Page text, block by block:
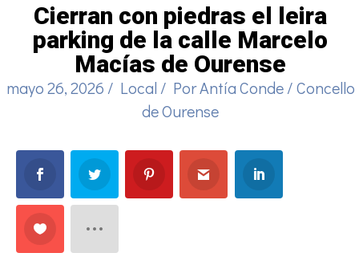
Cierran con piedras el leira
parking de la calle Marcelo
Macías de Ourense
mayo 26, 2026 / Local / PorAntía Conde/Concello
de Ourense